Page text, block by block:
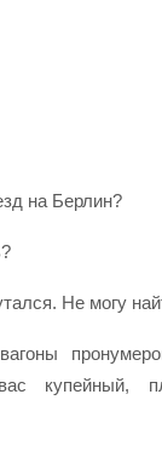
на Берлин?
Не могу
купейный,